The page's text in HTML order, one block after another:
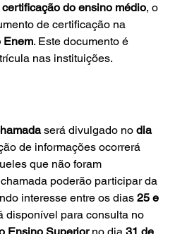
certificação do ensino médio, o
de certificação na
Enem. Este documento é
nas instituições.
será divulgado no dia
de informações ocorrerá
que não foram
poderão participar da
interesse entre os dias 25 e
disponível para consulta no